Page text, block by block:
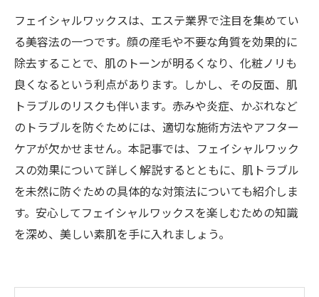
フェイシャルワックスは、エステ業界で注目を集めてい
る美容法の一つです。顔の産毛や不要な角質を効果的に
除去することで、肌のトーンが明るくなり、化粧ノリも
良くなるという利点があります。しかし、その反面、肌
トラブルのリスクも伴います。赤みや炎症、かぶれなど
のトラブルを防ぐためには、適切な施術方法やアフター
ケアが欠かせません。本記事では、フェイシャルワック
スの効果について詳しく解説するとともに、肌トラブル
を未然に防ぐための具体的な対策法についても紹介しま
す。安心してフェイシャルワックスを楽しむための知識
を深め、美しい素肌を手に入れましょう。